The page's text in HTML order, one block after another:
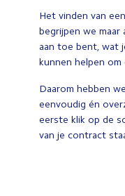
Het vinden van
begrijpen we
aan toe bent, wat
kunnen helpen
Daarom hebben
eenvoudig én
eerste klik op de
van je contract